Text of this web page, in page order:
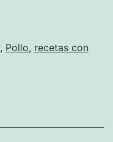
, Pollo, recetas con